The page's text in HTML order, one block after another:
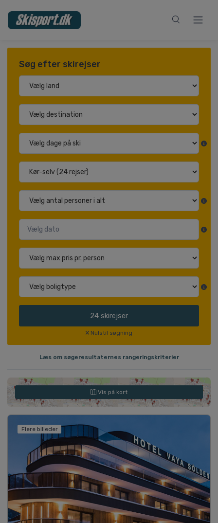
Søg efter skirejser
24 skirejser
Nulstil søgning
Læs om søgeresultaternes rangeringskriterier
Vis på kort
Flere billeder